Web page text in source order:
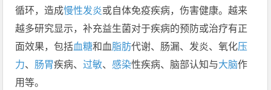
循环，造成慢性发炎或自体免疫疾病，伤害健康。越来
越多研究显示，补充益生菌对于疾病的预防或治疗有正
面效果，包括血糖和血脂肪代谢、肠漏、发炎、氧化压
力、 肠胃疾病、过敏、感染性疾病、脑部认知与大脑作
用等。